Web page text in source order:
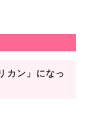
カン」になっ